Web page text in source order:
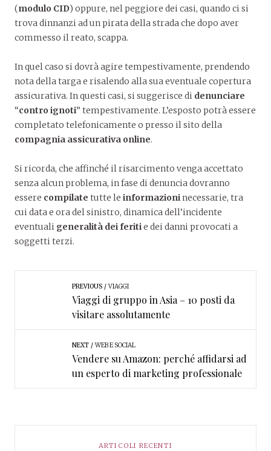
(modulo CID) oppure, nel peggiore dei casi, quando ci si
trova dinnanzi ad un pirata della strada che dopo aver
commesso il reato, scappa.
In quel caso si dovrà agire tempestivamente, prendendo
nota della targa e risalendo alla sua eventuale copertura
assicurativa. In questi casi, si suggerisce di denunciare
“contro ignoti” tempestivamente. L’esposto potrà essere
completato telefonicamente o presso il sito della
compagnia assicurativa online.
Si ricorda, che affinché il risarcimento venga accettato
senza alcun problema, in fase di denuncia dovranno
essere compilate tutte le informazioninecessarie, tra
cui data e ora del sinistro, dinamica dell’incidente
eventuali generalità dei feritie dei danni provocati a
soggetti terzi.
PREVIOUS VIAGGI
Viaggi di gruppo in Asia – 10 posti da
visitare assolutamente
NEXT WEB E SOCIAL
Vendere su Amazon: perché affidarsi ad
un esperto di marketing professionale
ARTICOLI RECENTI